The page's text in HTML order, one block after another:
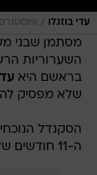
עדי בוזגלו / אינסטגרם
מסתמן שבני
השערוריות
בראשם היא
שלא מפסיק
הסקנדל
ה-11 חודשים שלה ושל